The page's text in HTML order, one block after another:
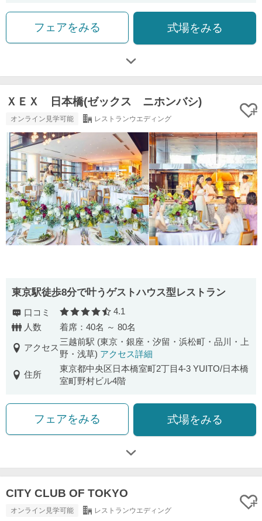
フェアをみる 式場をみる
ＸＥＸ 日本橋(ゼックス ニホンバシ)
オンライン見学可能 レストランウエディング
東京駅徒歩8分で叶うゲストハウス型レストラン
口コミ 口コミ評価
4.1
人数
着席：40名 ～ 80名
アクセス
三越前駅 (東京・銀座・汐留・浜松町・品川・上
野・浅草) アクセス詳細
住所
東京都中央区日本橋室町2丁目4-3 YUITO/日本橋
室町野村ビル4階
フェアをみる 式場をみる
CITY CLUB OF TOKYO
オンライン見学可能 レストランウエディング